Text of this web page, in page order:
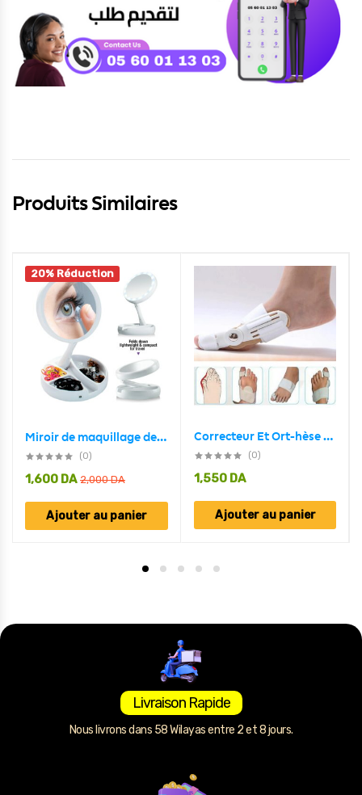
Produits Similaires
20% Réduction
Miroir de maquillage de bureau avec lampe
(0)
2,000DA
1,600 DA
Ajouter au panier
Correcteur Et Ort-hèse De Pied – Blanc
(0)
1,550 DA
Ajouter au panier
Livraison Rapide
Nous livrons dans 58 Wilayas entre 2 et 8 jours.